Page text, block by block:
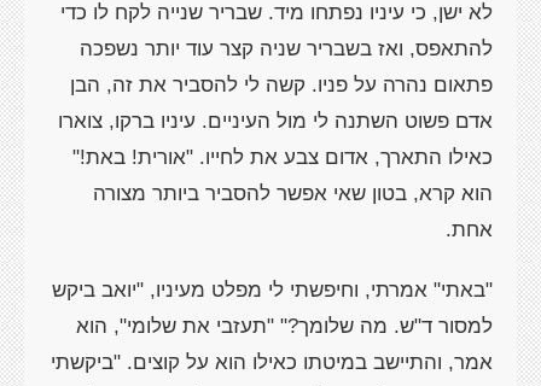
לא ישן, כי עיניו נפתחו מיד. שבריר שנייה לקח לו כדי
להתאפס, ואז בשבריר שניה קצר עוד יותר נשפכה
פתאום נהרה על פניו. קשה לי להסביר את זה, הבן
אדם פשוט השתנה לי מול העיניים. עיניו ברקו, צוארו
כאילו התארך, אדום צבע את לחייו. "אורית! באת!"
הוא קרא, בטון שאי אפשר להסביר ביותר מצורה
אחת.
"באתי" אמרתי, וחיפשתי לי מפלט מעיניו, "יואב ביקש
למסור ד"ש. מה שלומך?" "תעזבי את שלומי", הוא
אמר, והתיישב במיטתו כאילו הוא על קוצים. "ביקשתי